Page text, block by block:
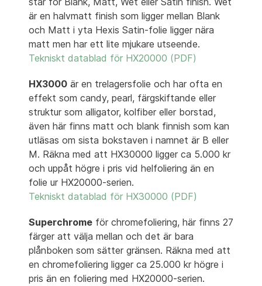
är en halvmatt finish som ligger mellan Blank
och Matt i yta Hexis Satin-folie ligger nära
matt men har ett lite mjukare utseende.
Tekniskt datablad för HX20000 (PDF)
HX3000 är en trelagersfolie och har ofta en
effekt som candy, pearl, färgskiftande eller
struktur som alligator, kolfiber eller borstad,
även här finns matt och blank finnish som kan
utläsas om sista bokstaven i namnet är B eller
M. Räkna med att HX30000 ligger ca 5.000 kr
och uppåt högre i pris vid helfoliering än en
folie ur HX20000-serien.
Tekniskt datablad för HX30000 (PDF)
Superchrome för chromefoliering, här finns 27
färger att välja mellan och det är bara
plånboken som sätter gränsen. Räkna med att
en chromefoliering ligger ca 25.000 kr högre i
pris än en foliering med HX20000-serien.